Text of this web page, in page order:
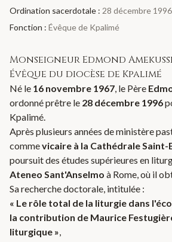
Ordination sacerdotale : 28 décembre 1996
Fonction : Évêque de Kpalimé
Monseigneur Edmond
Évêque du diocèse de Kpalimé
Né le 16 novembre 1967, le Père
ordonné prêtre le 28 décembre 1996
Kpalimé.
Après plusieurs années de ministère
commevicaire à la Cathédrale
poursuit des études supérieures en
Ateneo Sant'Anselmo à Rome, où il
Sa recherche doctorale, intitulée :
« Le rôle total de la liturgie dans
la contribution de Maurice
liturgique »,